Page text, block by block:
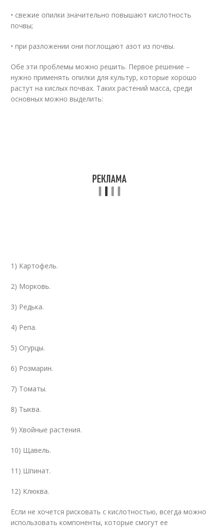
• свежие опилки значительно повышают кислотность
почвы;
• при разложении они поглощают азот из почвы.
Обе эти проблемы можно решить. Первое решение –
нужно применять опилки для культур, которые хорошо
растут на кислых почвах. Таких растений масса, среди
основных можно выделить:
1) Картофель.
2) Морковь.
3) Редька.
4) Репа.
5) Огурцы.
6) Розмарин.
7) Томаты.
8) Тыква.
9) Хвойные растения.
10) Щавель.
11) Шпинат.
12) Клюква.
Если не хочется рисковать с кислотностью, всегда можно
использовать компоненты, которые смогут ее